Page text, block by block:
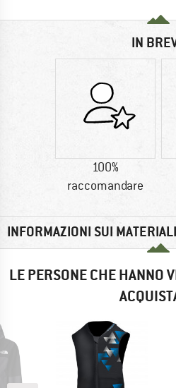
IN
100%
raccomandare
INFORMAZIONI SUI
LE PERSONE CHE HANNO